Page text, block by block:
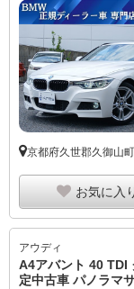
京都府久世郡久御山町
お気に入
アウディ
A4アバント 40 TDI
定中古車 パノラマ